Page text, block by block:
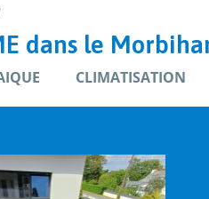
dans le
CLIMATISATION